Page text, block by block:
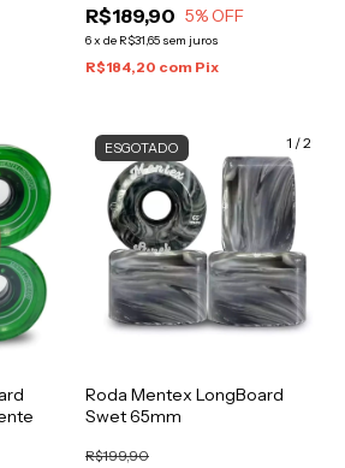
R$189,90 5% OFF
6x de R$31,65 sem juros
R$184,20 com Pix
1 /2
ESGOTADO
Roda Mentex LongBoard
Swet 65mm
R$199,90